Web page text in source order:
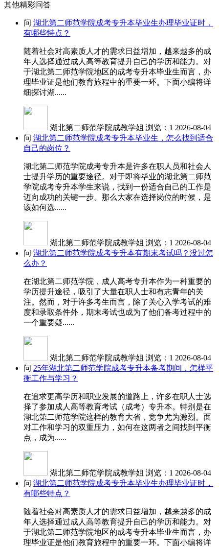
其他精彩问答
问 湖北第二师范学院成考专升本毕业生办理毕业证时，
有哪些特点？
随着社会对高素质人才的需求日益增加，越来越多的成
年人选择通过成人高等教育提升自己的学历和能力。对
于湖北第二师范学院地区的成考专升本毕业生而言，办
理毕业证是他们教育旅程中的重要一环。下面小编将详
细探讨湖......
湖北第二师范学院成教学姐 浏览：1 2026-08-04
问 湖北第二师范学院成考专升本毕业生，怎么找到适合
自己的岗位？
湖北第二师范学院成考专升本是许多在职人员和社会人
士提升学历的重要途径。对于即将毕业的湖北第二师范
学院成考专升本学生来说，找到一份适合自己的工作是
迈向成功的关键一步。那么大家在选择岗位的时候，是
该如何选......
湖北第二师范学院成教学姐 浏览：1 2026-08-04
问 湖北第二师范学院成考专升本有期末考试吗？没过怎
么办？
在湖北第二师范学院，成人高考专升本作为一种重要的
学历提升途径，吸引了大量在职人士和有志青年的关
注。然而，对于许多考生而言，除了关心入学考试的难
度和录取条件外，期末考试也成为了他们备考过程中的
一个重要疑......
湖北第二师范学院成教学姐 浏览：1 2026-08-04
问 25年湖北第二师范学院成考专升本备考期间，怎样平
衡工作与学习？
在追求更高学历和职业发展的道路上，许多在职人士选
择了参加成人高等教育考试（成考）专升本。特别是在
湖北第二师范学院这样的教育大省，竞争尤为激烈。面
对工作和学习的双重压力，如何在这两者之间找到平衡
点，成为......
湖北第二师范学院成教学姐 浏览：1 2026-08-04
问 湖北第二师范学院成考专升本毕业生办理毕业证时，
有哪些特点？
随着社会对高素质人才的需求日益增加，越来越多的成
年人选择通过成人高等教育提升自己的学历和能力。对
于湖北第二师范学院地区的成考专升本毕业生而言，办
理毕业证是他们教育旅程中的重要一环。下面小编将详